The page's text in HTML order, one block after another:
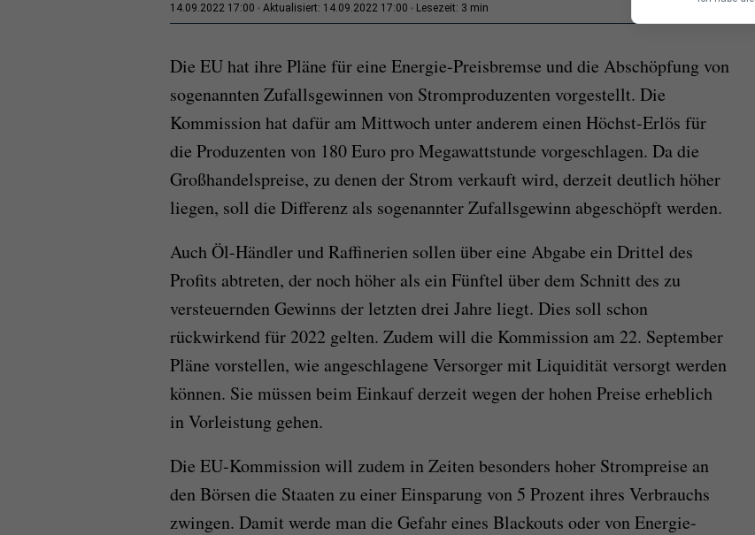
14.09.2022 17:00 Aktualisiert: 14.09.2022 17:00 Lesezeit: 3 min
Die EU hat ihre Pläne für eine Energie-Preisbremse und die Abschöpfung von
sogenannten Zufallsgewinnen von Stromproduzenten vorgestellt. Die
Kommission hat dafür am Mittwoch unter anderem einen Höchst-Erlös für
die Produzenten von 180 Euro pro Megawattstunde vorgeschlagen. Da die
Großhandelspreise, zu denen der Strom verkauft wird, derzeit deutlich höher
liegen, soll die Differenz als sogenannter Zufallsgewinn abgeschöpft werden.
Auch Öl-Händler und Raffinerien sollen über eine Abgabe ein Drittel des
Profits abtreten, der noch höher als ein Fünftel über dem Schnitt des zu
versteuernden Gewinns der letzten drei Jahre liegt. Dies soll schon
rückwirkend für 2022 gelten. Zudem will die Kommission am 22. September
Pläne vorstellen, wie angeschlagene Versorger mit Liquidität versorgt werden
können. Sie müssen beim Einkauf derzeit wegen der hohen Preise erheblich
in Vorleistung gehen.
Die EU-Kommission will zudem in Zeiten besonders hoher Strompreise an
den Börsen die Staaten zu einer Einsparung von 5 Prozent ihres Verbrauchs
zwingen. Damit werde man die Gefahr eines Blackouts oder von Energie-